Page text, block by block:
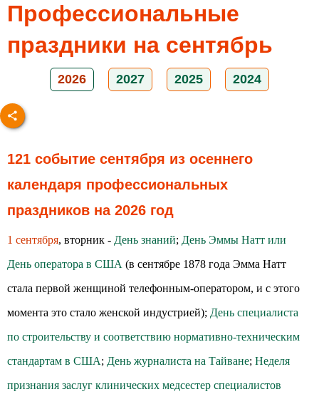
Профессиональные
праздники на сентябрь
2026 2027 2025 2024
121 событие сентября из осеннего
календаря профессиональных
праздников на 2026 год
1 сентября, вторник - День знаний; День Эммы Натт или
День оператора в США (в сентябре 1878 года Эмма Натт
стала первой женщиной телефонным-оператором, и с этого
момента это стало женской индустрией); День специалиста
по строительству и соответствию нормативно-техническим
стандартам в США; День журналиста на Тайване; Неделя
признания заслуг клинических медсестер специалистов